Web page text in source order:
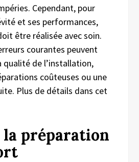
Cependant, pour
et ses performances,
être réalisée avec soin.
courantes peuvent
de l’installation,
coûteuses ou une
Plus de détails dans cet
préparation